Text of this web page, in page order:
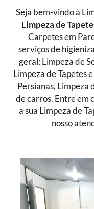
Seja bem-vindo à
Limpeza de
Carpetes em
serviços de
geral: Limpeza de
Limpeza de Tapetes
Persianas, Limpeza
de carros. Entre em
a sua Limpeza de
nosso